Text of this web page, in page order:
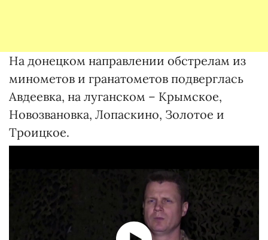
На донецком направлении обстрелам из
минометов и гранатометов подверглась
Авдеевка, на луганском – Крымское,
Новозвановка, Лопаскино, Золотое и
Троицкое.